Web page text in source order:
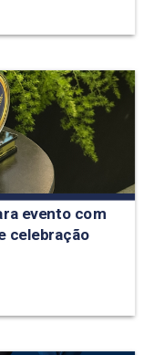
evento com
celebração